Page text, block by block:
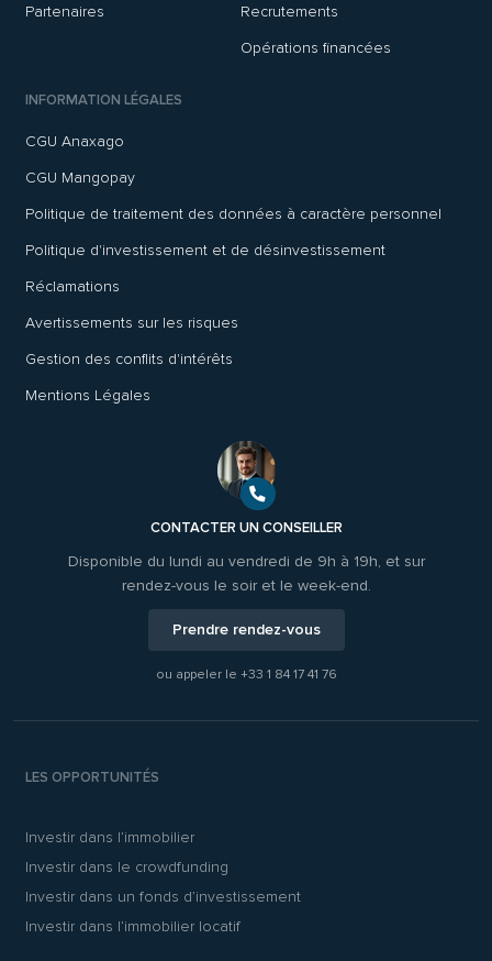
Partenaires
Recrutements
Opérations financées
INFORMATION LÉGALES
CGU Anaxago
CGU Mangopay
Politique de traitement des données à caractère personnel
Politique d'investissement et de désinvestissement
Réclamations
Avertissements sur les risques
Gestion des conflits d'intérêts
Mentions Légales
CONTACTER UN CONSEILLER
Disponible du lundi au vendredi de 9h à 19h, et sur
rendez-vous le soir et le week-end.
Prendre rendez-vous
ou appeler le +33 1 84 17 41 76
LES OPPORTUNITÉS
Investir dans l’immobilier
Investir dans le crowdfunding
Investir dans un fonds d’investissement
Investir dans l’immobilier locatif